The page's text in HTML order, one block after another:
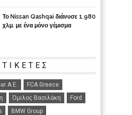
Το Nissan Qashqai διάνυσε 1.980
χλμ. με ένα μόνο γέμισμα
Α.Ε.
FCA Greece
Όμιλος Βασιλάκη
Ford
BMW Group